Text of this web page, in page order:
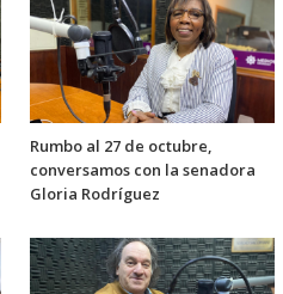
Rumbo al 27 de octubre,
conversamos con la senadora
Gloria Rodríguez